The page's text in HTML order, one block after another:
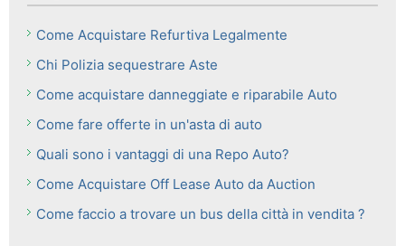
Come Acquistare Refurtiva Legalmente
Chi Polizia sequestrare Aste
Come acquistare danneggiate e riparabile Auto
Come fare offerte in un'asta di auto
Quali sono i vantaggi di una Repo Auto?
Come Acquistare Off Lease Auto da Auction
Come faccio a trovare un bus della città in vendita ?